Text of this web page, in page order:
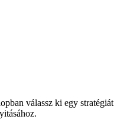
válassz ki egy stratégiát